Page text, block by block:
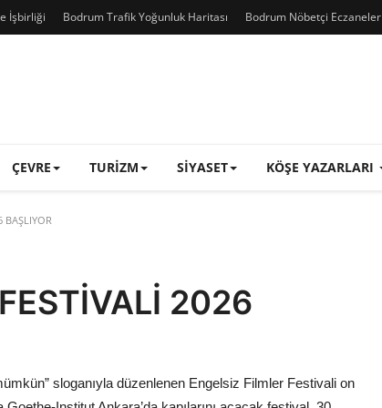
İşbirliği Bodrum Trafik Yoğunluk Haritası Bodrum Nöbetçi Eczaneler
ÇEVRE TURIZM SIYASET KÖŞE YAZARLARI
BAŞLIYOR
2026
sloganıyla düzenlenen Engelsiz Filmler Festivali on